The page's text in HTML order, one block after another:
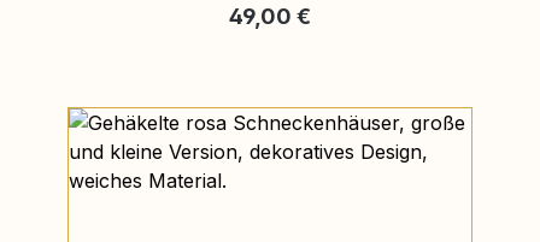
Regulärer Preis:
49,00 €